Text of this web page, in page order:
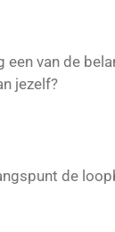
van de
jezelf?
de